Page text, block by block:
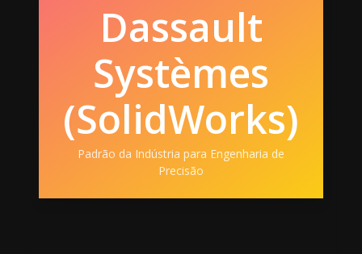
Dassault
Systèmes
(SolidWorks)
Padrão da Indústria para Engenharia de
Precisão